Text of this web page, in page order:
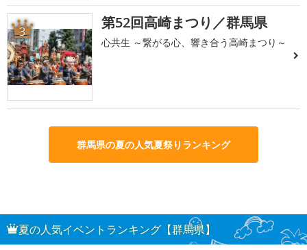
3 第52回高崎まつり／群馬県
心共生 ～繋がる心、響き合う高崎まつり～
群馬県の夏の人気夏祭りランキング
夏の人気イベントランキング【群馬県】